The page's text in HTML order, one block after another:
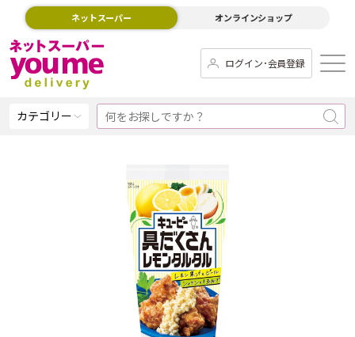
ネットスーパー オンラインショップ
ログイン･会員登録
カテゴリー